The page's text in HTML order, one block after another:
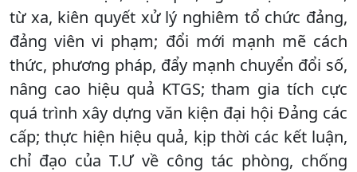
từ xa, kiên quyết xử lý nghiêm tổ chức đảng,
đảng viên vi phạm; đổi mới mạnh mẽ cách
thức, phương pháp, đẩy mạnh chuyển đổi số,
nâng cao hiệu quả KTGS; tham gia tích cực
quá trình xây dựng văn kiện đại hội Đảng các
cấp; thực hiện hiệu quả, kịp thời các kết luận,
chỉ đạo của T.Ư về công tác phòng, chống